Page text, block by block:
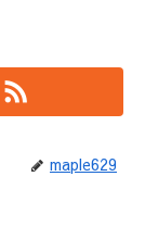
maple629